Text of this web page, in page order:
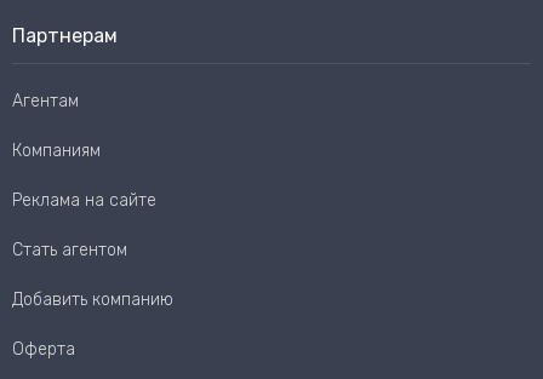
Партнерам
Агентам
Компаниям
Реклама на сайте
Стать агентом
Добавить компанию
Оферта